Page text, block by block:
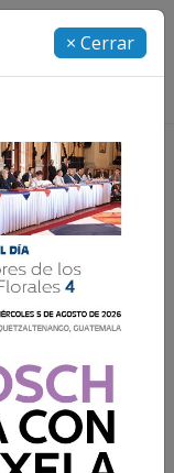
× Cerrar
hoy